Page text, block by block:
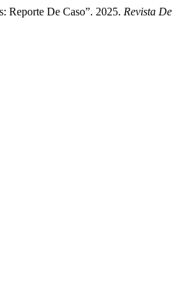
Reporte De Caso”. 2025. Revista De